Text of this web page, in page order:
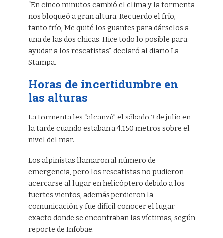
“En cinco minutos cambió el clima y la tormenta
nos bloqueó a gran altura. Recuerdo el frío,
tanto frío, Me quité los guantes para dárselos a
una de las dos chicas. Hice todo lo posible para
ayudar a los rescatistas”, declaró al diario La
Stampa.
Horas de incertidumbre en
las alturas
La tormenta les “alcanzó” el sábado 3 de julio en
la tarde cuando estaban a 4.150 metros sobre el
nivel del mar.
Los alpinistas llamaron al número de
emergencia, pero los rescatistas no pudieron
acercarse al lugar en helicóptero debido a los
fuertes vientos, además perdieron la
comunicación y fue difícil conocer el lugar
exacto donde se encontraban las víctimas, según
reporte de Infobae.